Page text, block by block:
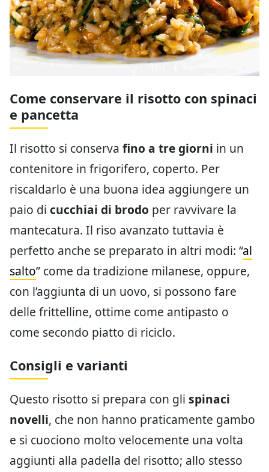
Come conservare il risotto con spinaci
e pancetta
Il risotto si conserva fino a tre giorni in un
contenitore in frigorifero, coperto. Per
riscaldarlo è una buona idea aggiungere un
paio di cucchiai di brodo per ravvivare la
mantecatura. Il riso avanzato tuttavia è
perfetto anche se preparato in altri modi: “al
salto” come da tradizione milanese, oppure,
con l’aggiunta di un uovo, si possono fare
delle frittelline, ottime come antipasto o
come secondo piatto di riciclo.
Consigli e varianti
Questo risotto si prepara con gli spinaci
novelli, che non hanno praticamente gambo
e si cuociono molto velocemente una volta
aggiunti alla padella del risotto; allo stesso